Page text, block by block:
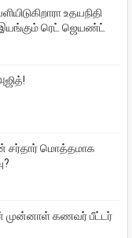
உதயநிதி
இயங்கும் ரெட் ஜெயண்ட்
சர்தார் மொத்தமாக
முன்னாள் கணவர் பீட்டர்